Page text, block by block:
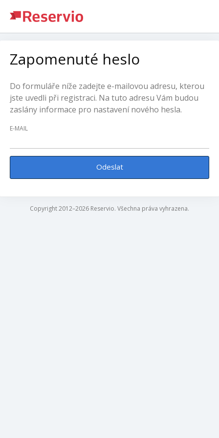
Zapomenuté heslo
Do formuláře níže zadejte e-mailovou adresu, kterou
jste uvedli při registraci. Na tuto adresu Vám budou
zaslány informace pro nastavení nového hesla.
E-MAIL
Odeslat
Copyright 2012–2026 Reservio. Všechna práva vyhrazena.